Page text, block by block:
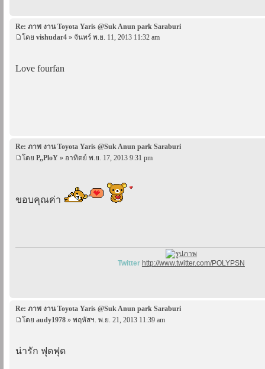
Re: ภาพ งาน Toyota Yaris @Suk Anun park Saraburi
โดย vishudar4 » จันทร์ พ.ย. 11, 2013 11:32 am
Love fourfan
Re: ภาพ งาน Toyota Yaris @Suk Anun park Saraburi
โดย P,,PloY » อาทิตย์ พ.ย. 17, 2013 9:31 pm
ขอบคุณค่า
Twitter http://www.twitter.com/POLYPSN
Re: ภาพ งาน Toyota Yaris @Suk Anun park Saraburi
โดย audy1978 » พฤหัสฯ. พ.ย. 21, 2013 11:39 am
น่ารัก ฟุดฟุด